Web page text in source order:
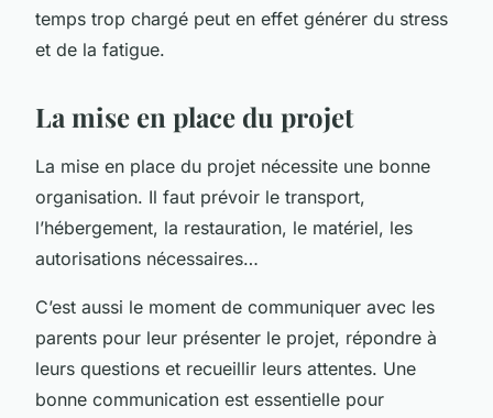
temps trop chargé peut en effet générer du stress
et de la fatigue.
La mise en place du projet
La mise en place du projet nécessite une bonne
organisation. Il faut prévoir le transport,
l’hébergement, la restauration, le matériel, les
autorisations nécessaires…
C’est aussi le moment de communiquer avec les
parents pour leur présenter le projet, répondre à
leurs questions et recueillir leurs attentes. Une
bonne communication est essentielle pour